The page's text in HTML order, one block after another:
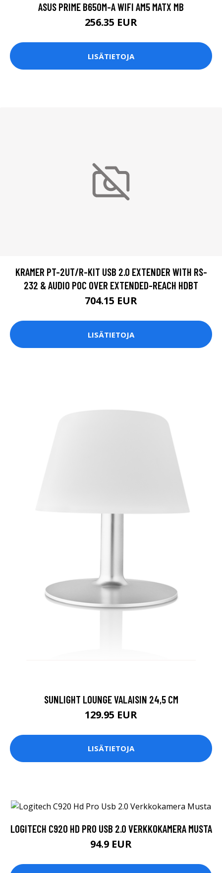
ASUS PRIME B650M-A WIFI AM5 MATX MB
256.35 EUR
LISÄTIETOJA
KRAMER PT-2UT/R-KIT USB 2.0 EXTENDER WITH RS-
232 & AUDIO POC OVER EXTENDED-REACH HDBT
704.15 EUR
LISÄTIETOJA
SUNLIGHT LOUNGE VALAISIN 24,5 CM
129.95 EUR
LISÄTIETOJA
LOGITECH C920 HD PRO USB 2.0 VERKKOKAMERA MUSTA
94.9 EUR